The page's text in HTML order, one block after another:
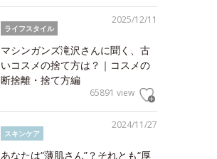
2025/12/11
ライフスタイル
マシンガンズ滝沢さんに聞く、古
いコスメの捨て方は？｜コスメの
断捨離・捨て方編
65891 view
2024/11/27
スキンケア
あなたは“薄肌さん”？それとも“厚